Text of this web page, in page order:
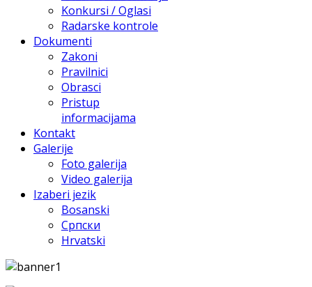
Konkursi / Oglasi
Radarske kontrole
Dokumenti
Zakoni
Pravilnici
Obrasci
Pristup
informacijama
Kontakt
Galerije
Foto galerija
Video galerija
Izaberi jezik
Bosanski
Српски
Hrvatski